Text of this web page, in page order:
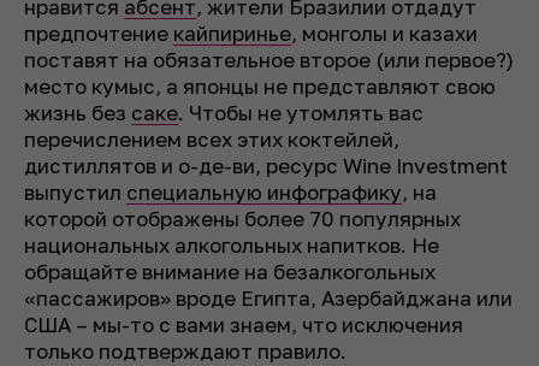
нравится абсент, жители Бразилии отдадут
предпочтение кайпиринье, монголы и казахи
поставят на обязательное второе (или первое?)
место кумыс, а японцы не представляют свою
жизнь без саке. Чтобы не утомлять вас
перечислением всех этих коктейлей,
дистиллятов и о-де-ви, ресурс Wine Investment
выпустил специальную инфографику, на
которой отображены более 70 популярных
национальных алкогольных напитков. Не
обращайте внимание на безалкогольных
«пассажиров» вроде Египта, Азербайджана или
США – мы-то с вами знаем, что исключения
только подтверждают правило.